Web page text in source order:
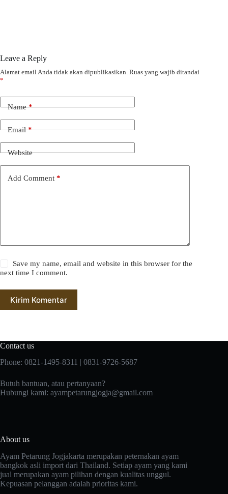
Leave a Reply
Alamat email Anda tidak akan dipublikasikan. Ruas yang wajib ditandai
*
Name*
Email*
Website
Add Comment *
Save my name, email and website in this browser for the
next time I comment.
Kirim Komentar
Contact us
Phone: 0821-1495-8311 | 0831-9726-5687
Butuh bantuan, atau pertanyaan?
Hubungi kami: ayampetarungjogja@gmail.com
About us
Ayam Petarung Jogjakarta merupakan peternakan ayam
bangkok asli import dari Thailand. Setiap ayam yang kami
jual merupakan ayam pilihan dengan kualitas unggul.
Kepuasan pelanggan adalah prioritas kami.